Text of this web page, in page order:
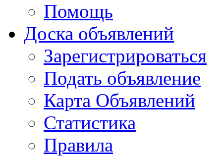
Помощь
Доска объявлений
Зарегистрироваться
Подать объявление
Карта Объявлений
Статистика
Правила